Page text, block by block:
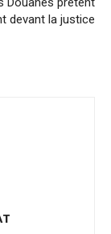
devant la justice